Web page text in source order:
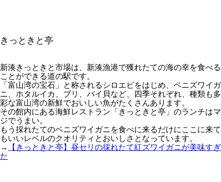
きっときと亭
新湊きっときと市場は、新湊漁港で獲れたての海の幸を食べる
ことができる道の駅です。
「富山湾の宝石」と称されるシロエビをはじめ、ベニズワイガ
ニ、ホタルイカ、ブリ、バイ貝など、四季それぞれ、種類も多
彩な富山湾の新鮮でおいしい魚がたくさんあります。
その館内にある海鮮レストラン「きっときと亭」のランチはマ
ジでうまい。
もう採れたてのベニズワイガニを食べに来るだけにここに来て
もいいレベルのクオリティとおいしさとなっています。
→
【きっときと亭】昼セリの採れたて紅ズワイガニが美味すぎ
た